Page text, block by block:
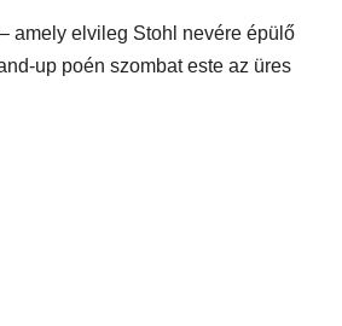
– amely elvileg Stohl nevére épülő
up poén szombat este az üres